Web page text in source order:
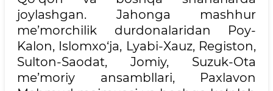
joylashgan. Jahonga mashhur
me’morchilik durdonalaridan Poy-
Kalon, Islomxo‘ja, Lyabi-Xauz, Registon,
Sulton-Saodat, Jomiy, Suzuk-Ota
me’moriy ansambllari, Paxlavon